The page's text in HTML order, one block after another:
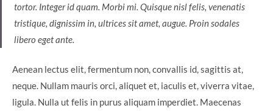
tortor. Integer id quam. Morbi mi. Quisque nisl felis, venenatis
tristique, dignissim in, ultrices sit amet, augue. Proin sodales
libero eget ante.
Aenean lectus elit, fermentum non, convallis id, sagittis at,
neque. Nullam mauris orci, aliquet et, iaculis et, viverra vitae,
ligula. Nulla ut felis in purus aliquam imperdiet. Maecenas